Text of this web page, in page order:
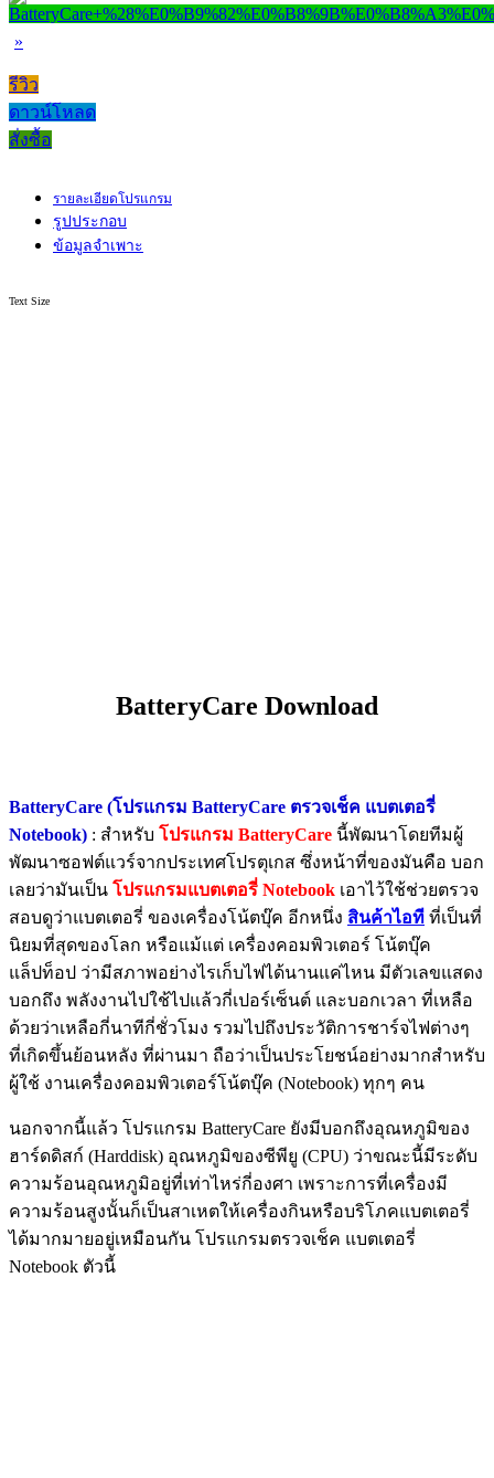
»
รีวิว
ดาวน์โหลด
สั่งซื้อ
รายละเอียดโปรแกรม
รูปประกอบ
ข้อมูลจำเพาะ
Text Size
BatteryCare Download
BatteryCare (โปรแกรม BatteryCare ตรวจเช็ค แบตเตอรี่
Notebook) : สำหรับ โปรแกรม BatteryCare นี้พัฒนาโดยทีมผู้
พัฒนาซอฟต์แวร์จากประเทศโปรตุเกส ซึ่งหน้าที่ของมันคือ บอก
เลยว่ามันเป็น โปรแกรมแบตเตอรี่ Notebook เอาไว้ใช้ช่วยตรวจ
สอบดูว่าแบตเตอรี่ ของเครื่องโน้ตบุ๊ค อีกหนึ่ง สินค้าไอที ที่เป็นที่
นิยมที่สุดของโลก หรือแม้แต่ เครื่องคอมพิวเตอร์ โน้ตบุ๊ค
แล็ปท็อป ว่ามีสภาพอย่างไรเก็บไฟได้นานแค่ไหน มีตัวเลขแสดง
บอกถึง พลังงานไปใช้ไปแล้วกี่เปอร์เซ็นต์ และบอกเวลา ที่เหลือ
ด้วยว่าเหลือกี่นาทีกี่ชั่วโมง รวมไปถึงประวัติการชาร์จไฟต่างๆ
ที่เกิดขึ้นย้อนหลัง ที่ผ่านมา ถือว่าเป็นประโยชน์อย่างมากสำหรับ
ผู้ใช้ งานเครื่องคอมพิวเตอร์โน้ตบุ๊ค (Notebook) ทุกๆ คน
นอกจากนี้แล้ว โปรแกรม BatteryCare ยังมีบอกถึงอุณหภูมิของ
ฮาร์ดดิสก์ (Harddisk) อุณหภูมิของซีพียู (CPU) ว่าขณะนี้มีระดับ
ความร้อนอุณหภูมิอยู่ที่เท่าไหร่กี่องศา เพราะการที่เครื่องมี
ความร้อนสูงนั้นก็เป็นสาเหตให้เครื่องกินหรือบริโภคแบตเตอรี่
ได้มากมายอยู่เหมือนกัน โปรแกรมตรวจเช็ค แบตเตอรี่
Notebook ตัวนี้